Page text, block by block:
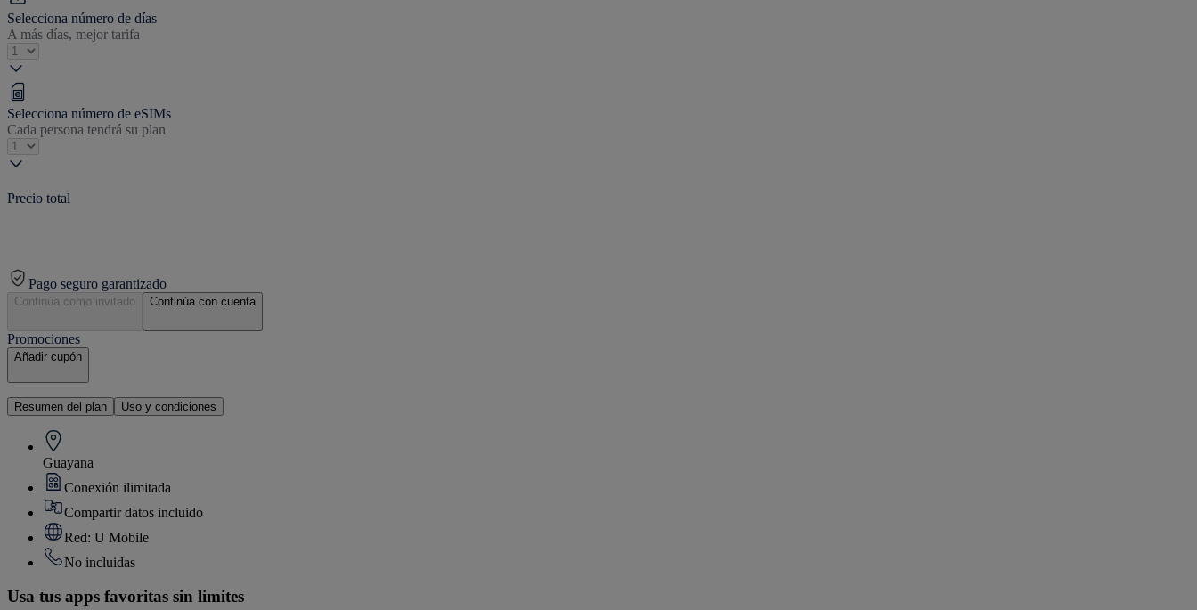
Selecciona número de días
A más días, mejor tarifa
Selecciona número de eSIMs
Cada persona tendrá su plan
Precio total
Pago seguro garantizado
Continúa como invitado Continúa con cuenta
Promociones
Añadir cupón
Resumen del plan Uso y condiciones
Guayana
Conexión ilimitada
Compartir datos incluido
Red: U Mobile
No incluidas
Usa tus apps favoritas sin limites